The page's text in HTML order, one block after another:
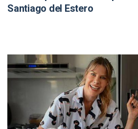
Santiago del Estero